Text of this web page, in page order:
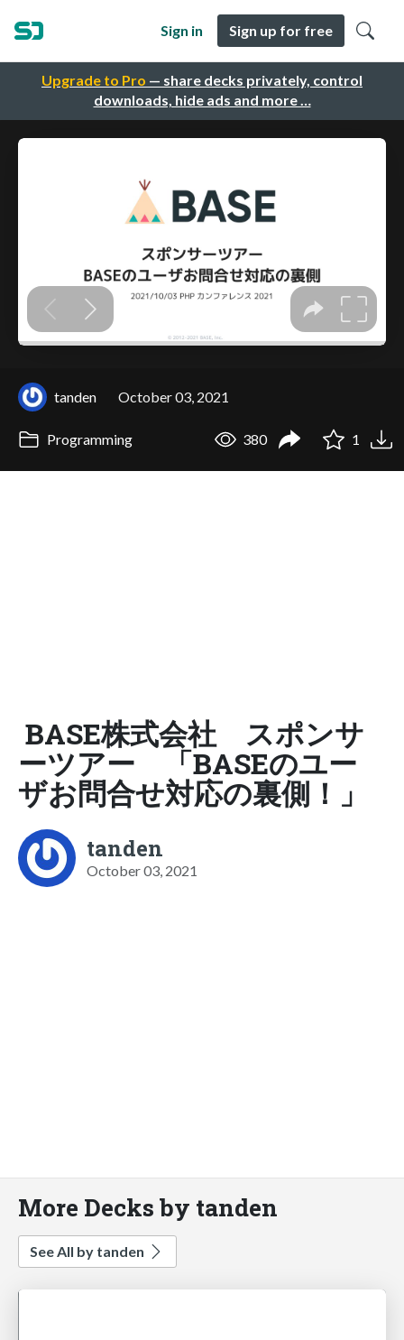
Upgrade to Pro — share decks privately, control
downloads, hide ads and more …
Sign in Sign up for free
tanden October 03, 2021
Programming 380 1
BASE株式会社 スポンサ
ーツアー 「BASEのユー
ザお問合せ対応の裏側！」
tanden
October 03, 2021
More Decks by tanden
See All by tanden